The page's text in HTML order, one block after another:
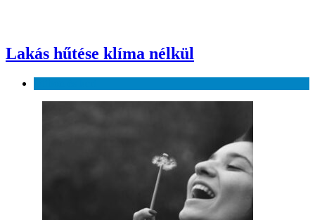
Lakás hűtése klíma nélkül